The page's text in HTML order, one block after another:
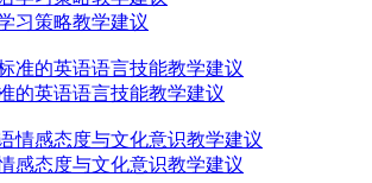
习策略教学建议
的英语语言技能教学建议
感态度与文化意识教学建议